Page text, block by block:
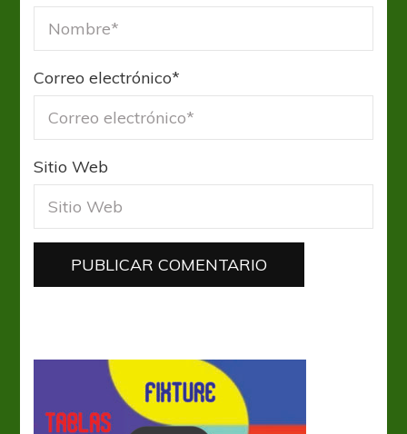
Correo electrónico*
Sitio Web